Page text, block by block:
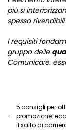
più si
spesso
I requisiti
gruppo delle
Comunicare,
5 consigli per
promozione:
il salto di